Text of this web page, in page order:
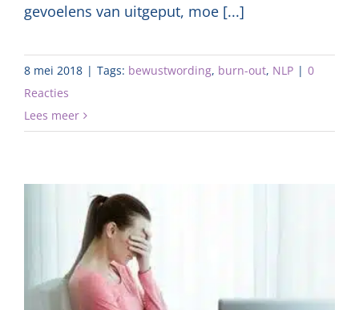
gevoelens van uitgeput, moe [...]
8 mei 2018 | Tags: bewustwording, burn-out, NLP | 0
Reacties
Lees meer